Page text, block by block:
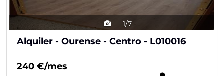
1/7
Alquiler - Ourense - Centro - L010016
240 €/mes